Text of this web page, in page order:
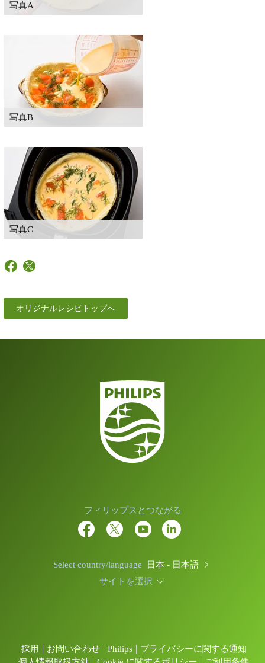
写真A
写真B
写真C
オリジナルレシピトップへ
フィリップスとつながる
Select country/language
日本 - 日本語
サイトを選択
採用 お問い合わせ Philips
プライバシーに関する通知